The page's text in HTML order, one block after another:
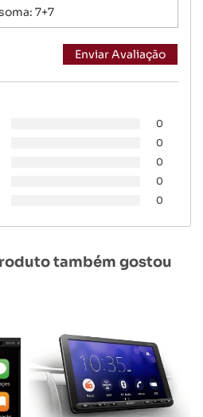
0
0
0
0
0
também gostou